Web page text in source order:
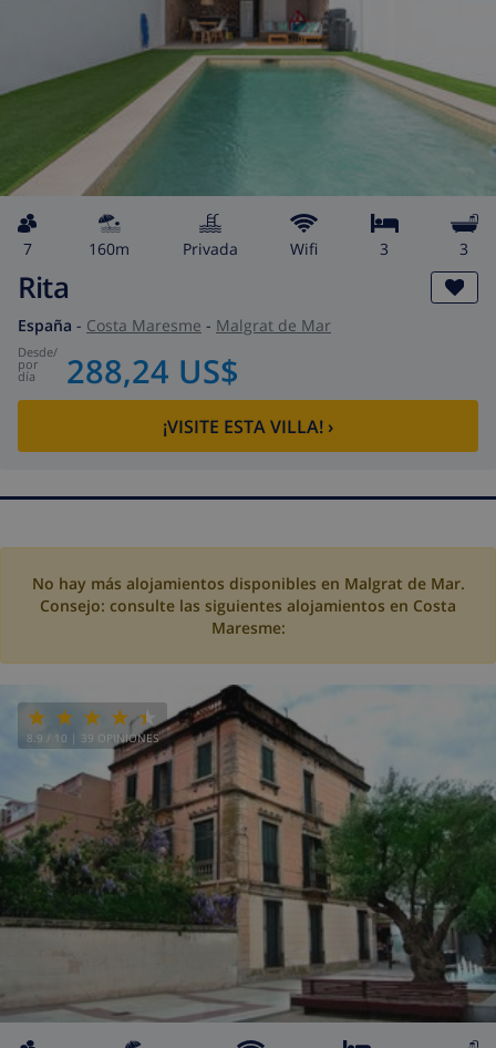
7 160m privada wifi 3 3
Rita
España - Costa Maresme - Malgrat de Mar
desde/
por
día 288,24 US$
¡VISITE ESTA VILLA! ›
No hay más alojamientos disponibles en Malgrat de Mar.
Consejo: consulte las siguientes alojamientos en Costa
Maresme:
8.9 / 10 | 39 OPINIONES